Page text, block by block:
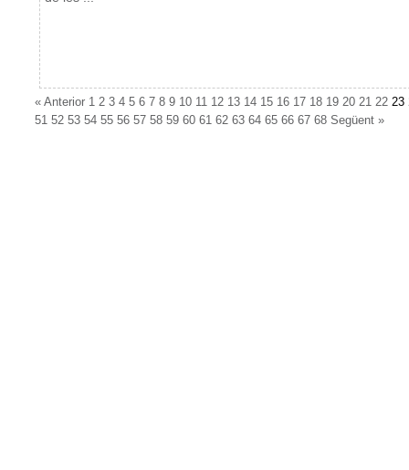
« Anterior 1 2 3 4 5 6 7 8 9 10 11 12 13 14 15 16 17 18 19 20 21 2223
51 52 53 54 55 56 57 58 59 60 61 62 63 64 65 66 67 68 Següent »